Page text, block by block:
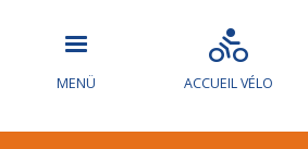
MENÜ ACCUEIL VÉLO